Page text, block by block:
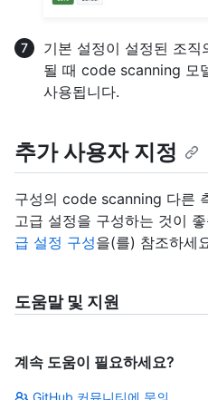
기본 설정이 설정된 조직
될 때 code scanning 모
사용됩니다.
추가 사용자 지정
구성의 code scanning 다른
고급 설정을 구성하는 것이
급 설정 구성을(를) 참조하세
도움말 및 지원
계속 도움이 필요하세요?
GitHub 커뮤니티에 문의